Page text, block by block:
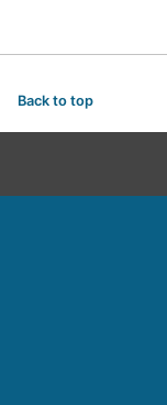
Back to top